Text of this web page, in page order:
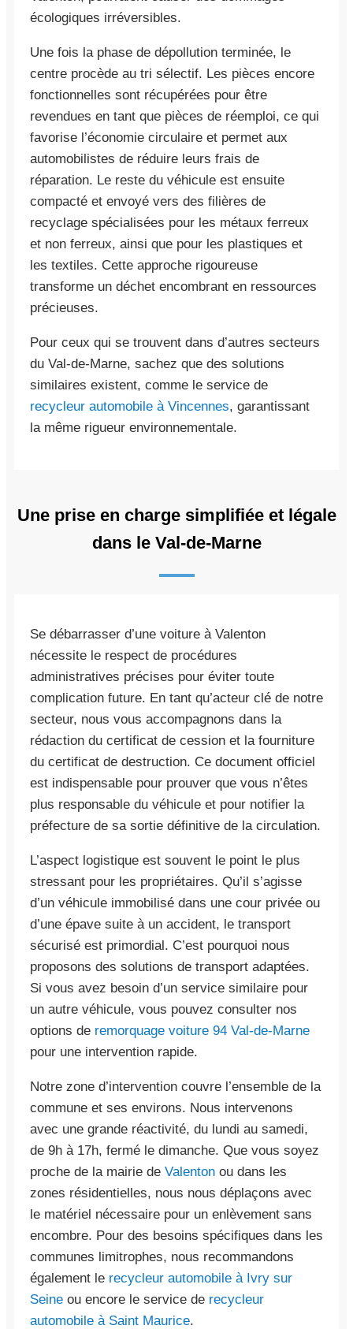
écologiques irréversibles.
Une fois la phase de dépollution terminée, le
centre procède au tri sélectif. Les pièces encore
fonctionnelles sont récupérées pour être
revendues en tant que pièces de réemploi, ce qui
favorise l’économie circulaire et permet aux
automobilistes de réduire leurs frais de
réparation. Le reste du véhicule est ensuite
compacté et envoyé vers des filières de
recyclage spécialisées pour les métaux ferreux
et non ferreux, ainsi que pour les plastiques et
les textiles. Cette approche rigoureuse
transforme un déchet encombrant en ressources
précieuses.
Pour ceux qui se trouvent dans d’autres secteurs
du Val-de-Marne, sachez que des solutions
similaires existent, comme le service de
recycleur automobile à Vincennes, garantissant
la même rigueur environnementale.
Une prise en charge simplifiée et légale
dans le Val-de-Marne
Se débarrasser d’une voiture à Valenton
nécessite le respect de procédures
administratives précises pour éviter toute
complication future. En tant qu’acteur clé de notre
secteur, nous vous accompagnons dans la
rédaction du certificat de cession et la fourniture
du certificat de destruction. Ce document officiel
est indispensable pour prouver que vous n’êtes
plus responsable du véhicule et pour notifier la
préfecture de sa sortie définitive de la circulation.
L’aspect logistique est souvent le point le plus
stressant pour les propriétaires. Qu’il s’agisse
d’un véhicule immobilisé dans une cour privée ou
d’une épave suite à un accident, le transport
sécurisé est primordial. C’est pourquoi nous
proposons des solutions de transport adaptées.
Si vous avez besoin d’un service similaire pour
un autre véhicule, vous pouvez consulter nos
options de remorquage voiture 94 Val-de-Marne
pour une intervention rapide.
Notre zone d’intervention couvre l’ensemble de la
commune et ses environs. Nous intervenons
avec une grande réactivité, du lundi au samedi,
de 9h à 17h, fermé le dimanche. Que vous soyez
proche de la mairie de Valenton ou dans les
zones résidentielles, nous nous déplaçons avec
le matériel nécessaire pour un enlèvement sans
encombre. Pour des besoins spécifiques dans les
communes limitrophes, nous recommandons
également le recycleur automobile à Ivry sur
Seine ou encore le service de recycleur
automobile à Saint Maurice.